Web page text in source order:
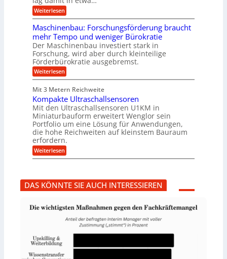
u
n
g
e
n
B
S
C
L
w
e
i
t
e
r
e
n
t
w
i
c
k
e
r
e
e
s
H
y
b
r
i
d
-
u
g
e
l
a
g
e
r
Weiterlesen:
T
u
m
p
f
e
r
z
i
e
t
U
m
s
a
t
z
k
n
p
ü
r
V
o
Maschinenbau: Forschungsförderung braucht
mehr Tempo und weniger Bürokratie
Der Maschinenbau investiert stark in
Forschung, wird aber durch kleinteilige
Förderbürokratie ausgebremst.
Weiterlesen:
M
s
c
h
i
n
e
n
b
a
u
r
s
h
n
Mit 3 Metern Reichweite
Kompakte Ultraschallsensoren
Mit den Ultraschallsensoren U1KM in
Miniaturbauform erweitert Wenglor sein
Portfolio um eine Lösung für Anwendungen,
die hohe Reichweiten auf kleinstem Bauraum
erfordern.
Weiterlesen:
K
p
a
k
e
l
DAS KÖNNTE SIE AUCH INTERESSIEREN